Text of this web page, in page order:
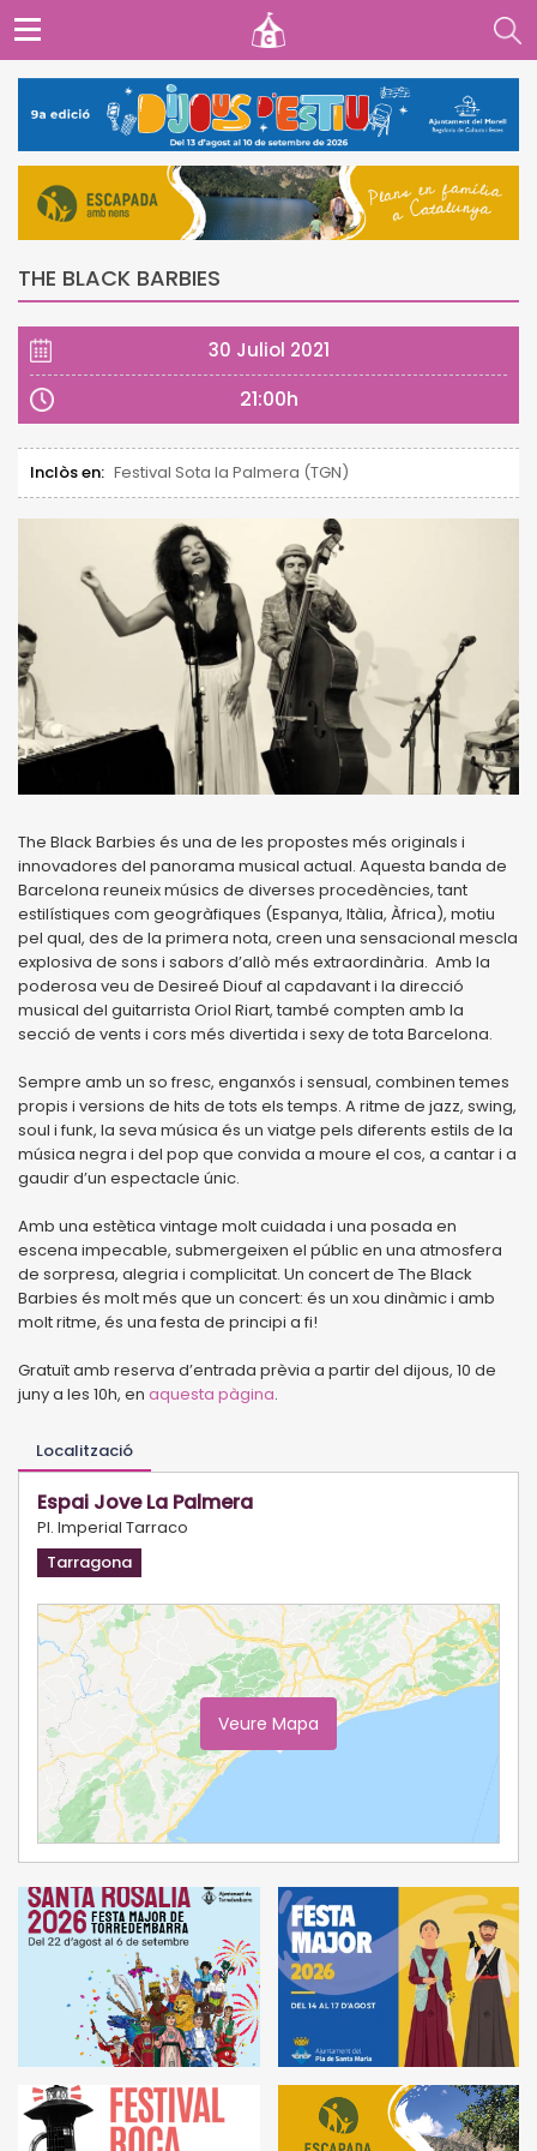
THE BLACK BARBIES
30 Juliol 2021
21:00h
Inclòs en: Festival Sota la Palmera (TGN)
The Black Barbies és una de les propostes més originals i
innovadores del panorama musical actual. Aquesta banda de
Barcelona reuneix músics de diverses procedències, tant
estilístiques com geogràfiques (Espanya, Itàlia, Àfrica), motiu
pel qual, des de la primera nota, creen una sensacional mescla
explosiva de sons i sabors d’allò més extraordinària. Amb la
poderosa veu de Desireé Diouf al capdavant i la direcció
musical del guitarrista Oriol Riart, també compten amb la
secció de vents i cors més divertida i sexy de tota Barcelona.
Sempre amb un so fresc, enganxós i sensual, combinen temes
propis i versions de hits de tots els temps. A ritme de jazz, swing,
soul i funk, la seva música és un viatge pels diferents estils de la
música negra i del pop que convida a moure el cos, a cantar i a
gaudir d’un espectacle únic.
Amb una estètica vintage molt cuidada i una posada en
escena impecable, submergeixen el públic en una atmosfera
de sorpresa, alegria i complicitat. Un concert de The Black
Barbies és molt més que un concert: és un xou dinàmic i amb
molt ritme, és una festa de principi a fi!
Gratuït amb reserva d’entrada prèvia a partir del dijous, 10 de
juny a les 10h, en aquesta pàgina.
Localització
Espai Jove La Palmera
Pl. Imperial Tarraco
Tarragona
Veure Mapa